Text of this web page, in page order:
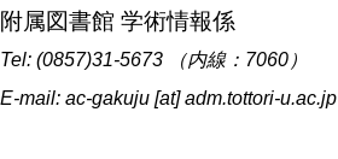
附属図書館 学術情報係
Tel: (0857)31-5673 （内線：7060）
E-mail: ac-gakuju [at] adm.tottori-u.ac.jp